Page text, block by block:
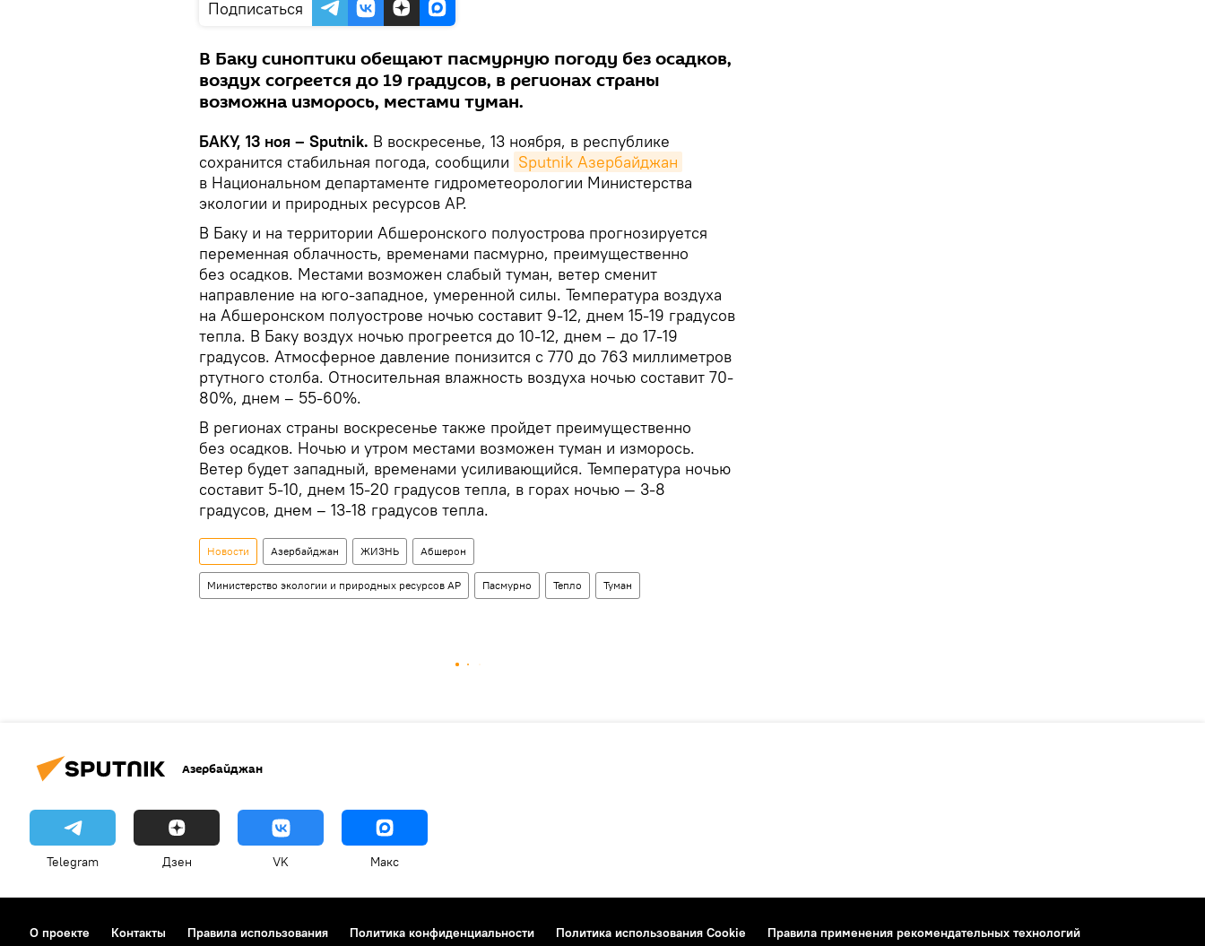
Подписаться
В Баку синоптики обещают пасмурную погоду без осадков,
воздух согреется до 19 градусов, в регионах страны
возможна изморось, местами туман.
БАКУ, 13 ноя – Sputnik. В воскресенье, 13 ноября, в республике
сохранится стабильная погода, сообщили Sputnik Азербайджан
в Национальном департаменте гидрометеорологии Министерства
экологии и природных ресурсов АР.
В Баку и на территории Абшеронского полуострова прогнозируется
переменная облачность, временами пасмурно, преимущественно
без осадков. Местами возможен слабый туман, ветер сменит
направление на юго-западное, умеренной силы. Температура воздуха
на Абшеронском полуострове ночью составит 9-12, днем 15-19 градусов
тепла. В Баку воздух ночью прогреется до 10-12, днем – до 17-19
градусов. Атмосферное давление понизится с 770 до 763 миллиметров
ртутного столба. Относительная влажность воздуха ночью составит 70-
80%, днем – 55-60%.
В регионах страны воскресенье также пройдет преимущественно
без осадков. Ночью и утром местами возможен туман и изморось.
Ветер будет западный, временами усиливающийся. Температура ночью
составит 5-10, днем 15-20 градусов тепла, в горах ночью — 3-8
градусов, днем – 13-18 градусов тепла.
Новости Азербайджан ЖИЗНЬ Абшерон
Министерство экологии и природных ресурсов АР Пасмурно Тепло Туман
Азербайджан
Telegram Дзен VK Макс
О проекте Контакты Правила использования Политика конфиденциальности Политика использования Cookie Правила применения рекомендательных технологий